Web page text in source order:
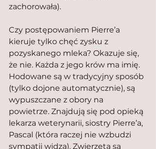
zachorowała).
Czy postępowaniem Pierre’a
kieruje tylko chęć zysku z
pozyskanego mleka? Okazuje się,
że nie. Każda z jego krów ma imię.
Hodowane są w tradycyjny sposób
(tylko dojone automatycznie), są
wypuszczane z obory na
powietrze. Znajdują się pod opieką
lekarza weterynarii, siostry Pierre’a,
Pascal (która raczej nie wzbudzi
sympatii widza). Zwierzęta są